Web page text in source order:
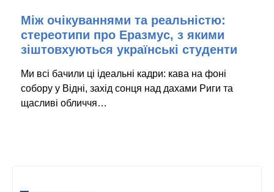
Між очікуваннями та реальністю:
стереотипи про Еразмус, з якими
зіштовхуються українські студенти
Ми всі бачили ці ідеальні кадри: кава на фоні
собору у Відні, захід сонця над дахами Риги та
щасливі обличчя…